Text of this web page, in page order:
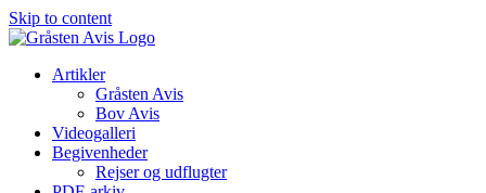
Skip to content
Artikler
Gråsten Avis
Bov Avis
Videogalleri
Begivenheder
Rejser og udflugter